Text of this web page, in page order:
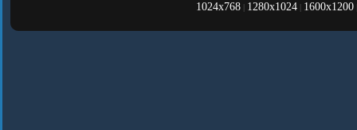
1024x768 | 1280x1024 | 1600x1200